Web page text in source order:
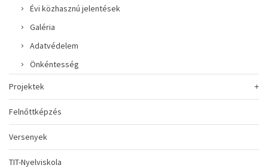
Évi közhasznú jelentések
Galéria
Adatvédelem
Önkéntesség
Projektek
Felnőttképzés
Versenyek
TIT-Nyelviskola